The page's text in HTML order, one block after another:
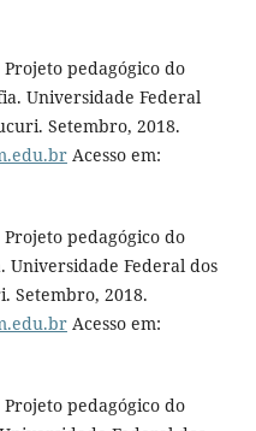
pedagógico do
Universidade Federal
Setembro, 2018.
Acesso em:
pedagógico do
Universidade Federal dos
Setembro, 2018.
Acesso em:
pedagógico do